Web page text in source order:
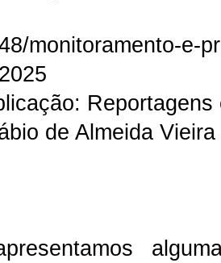
monitoramento-e-
de Almeida Vieira